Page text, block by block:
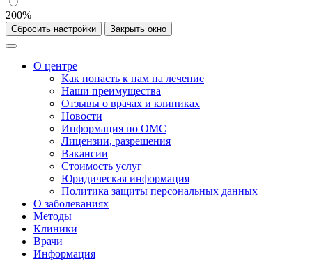
200%
Сбросить настройки Закрыть окно
О центре
Как попасть к нам на лечение
Наши преимущества
Отзывы о врачах и клиниках
Новости
Информация по ОМС
Лицензии, разрешения
Вакансии
Стоимость услуг
Юридическая информация
Политика защиты персональных данных
О заболеваниях
Методы
Клиники
Врачи
Информация